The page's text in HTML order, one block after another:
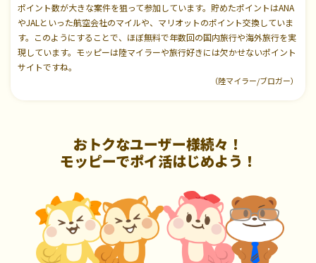
ポイント数が大きな案件を狙って参加しています。貯めたポイントはANA
やJALといった航空会社のマイルや、マリオットのポイント交換していま
す。このようにすることで、ほぼ無料で年数回の国内旅行や海外旅行を実
現しています。モッピーは陸マイラーや旅行好きには欠かせないポイント
サイトですね。
（陸マイラー/ブロガー）
おトクなユーザー様続々！
モッピーでポイ活はじめよう！